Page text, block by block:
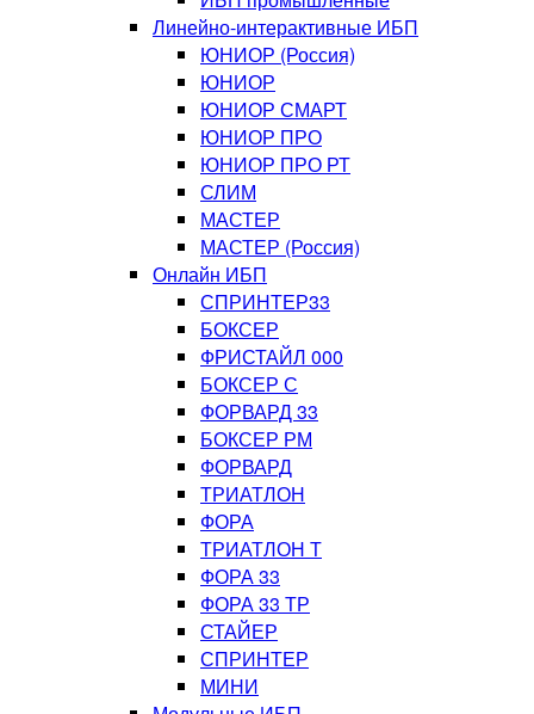
Линейно-интерактивные ИБП
ЮНИОР (Россия)
ЮНИОР
ЮНИОР СМАРТ
ЮНИОР ПРО
ЮНИОР ПРО РТ
СЛИМ
МАСТЕР
МАСТЕР (Россия)
Онлайн ИБП
СПРИНТЕР33
БОКСЕР
ФРИСТАЙЛ 000
БОКСЕР С
ФОРВАРД 33
БОКСЕР РМ
ФОРВАРД
ТРИАТЛОН
ФОРА
ТРИАТЛОН Т
ФОРА 33
ФОРА 33 ТР
СТАЙЕР
СПРИНТЕР
МИНИ